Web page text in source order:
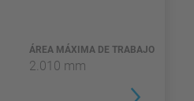
ÁREA MÁXIMA DE TRABAJO
2.010 mm